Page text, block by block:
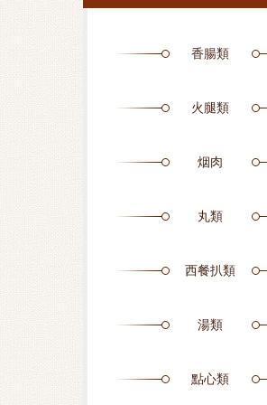
香腸類
火腿類
烟肉
丸類
西餐扒類
湯類
點心類